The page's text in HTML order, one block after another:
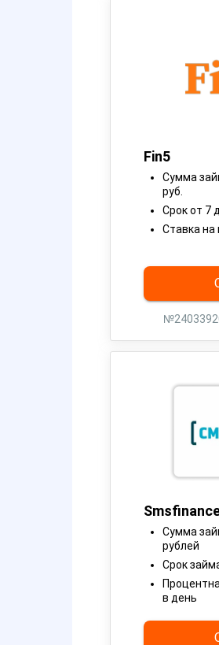
Fin5
Cумма
руб.
Срок от 7
Ставка на
Сумма
рублей
Срок
в день